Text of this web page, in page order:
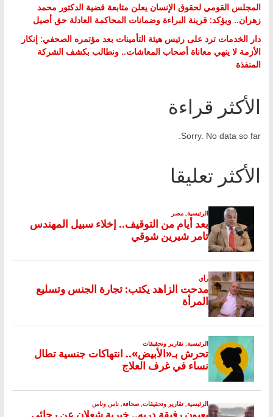
المجلس القومي لحقوق الإنسان يعلن متابعة قضية الدكتور محمد
زهران.. ويؤكد: قرينة البراءة وضمانات المحاكمة العادلة حق أصيل
دار الخدمات ترد على رئيس هيئة التأمينات بعد مؤتمره الصحفي: إنكار
الأزمة لا ينهي معاناة أصحاب المعاشات.. ونطالب بكشف الشركة
المنفذة
الأكثر قراءة
Sorry. No data so far.
الأكثر تعليقا